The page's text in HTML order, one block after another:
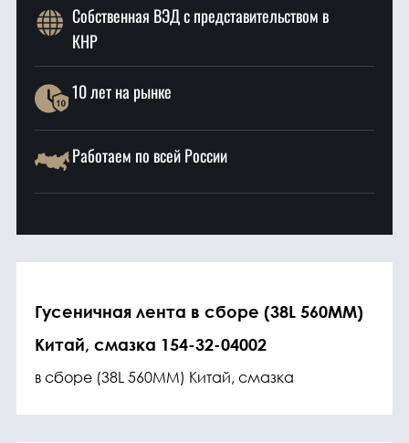
Собственная ВЭД с представительством в
КНР
10 лет на рынке
Работаем по всей России
Гусеничная лента в сборе (38L 560MM)
Китай, смазка 154-32-04002
в сборе (38L 560MM) Китай, смазка